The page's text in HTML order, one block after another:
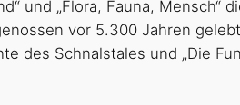
und „Flora, Fauna,
vor 5.300 Jahren
des Schnalstales und „Die